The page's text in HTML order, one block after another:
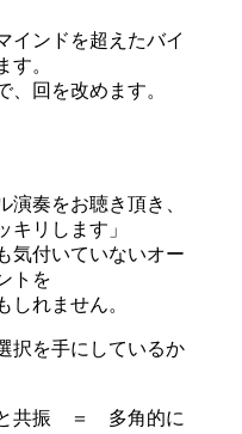
インドを超えたバイ
す。
、回を改めます。
演奏をお聴き頂き、
キリします」
気付いていないオー
トを
しれません。
択を手にしているか
と共振 ＝ 多角的に